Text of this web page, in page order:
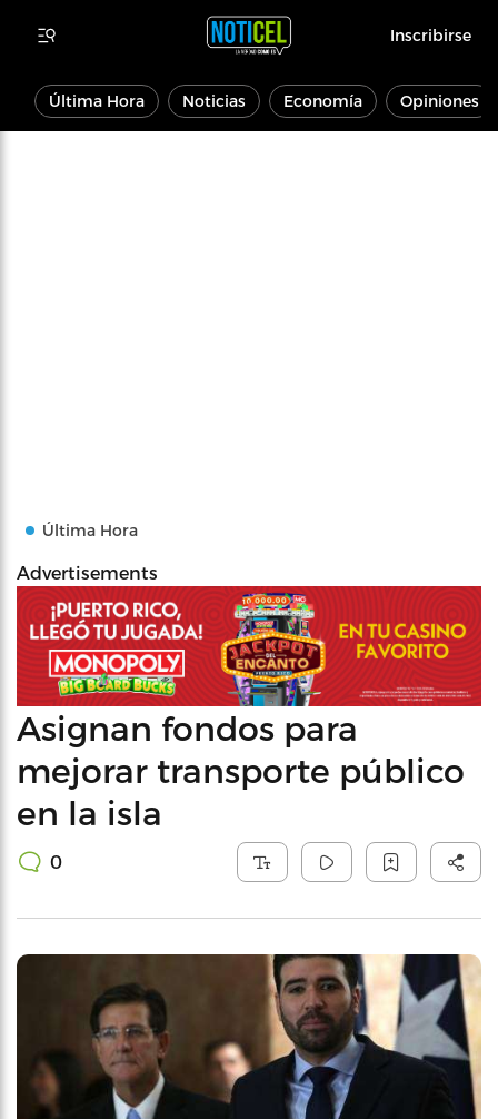
Inscribirse
Última Hora Noticias Economía Opiniones
Última Hora
Advertisements
Asignan fondos para
mejorar transporte público
en la isla
0